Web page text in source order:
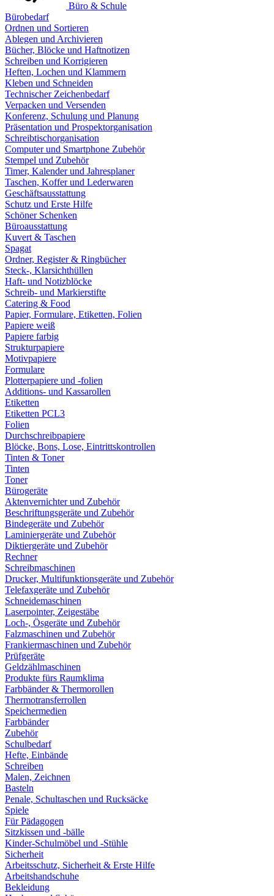
Büro & Schule
Bürobedarf
Ordnen und Sortieren
Ablegen und Archivieren
Bücher, Blöcke und Haftnotizen
Schreiben und Korrigieren
Heften, Lochen und Klammern
Kleben und Schneiden
Technischer Zeichenbedarf
Verpacken und Versenden
Konferenz, Schulung und Planung
Präsentation und Prospektorganisation
Schreibtischorganisation
Computer und Smartphone Zubehör
Stempel und Zubehör
Timer, Kalender und Jahresplaner
Taschen, Koffer und Lederwaren
Geschäftsausstattung
Schutz und Erste Hilfe
Schöner Schenken
Büroausstattung
Kuvert & Taschen
Spagat
Ordner, Register & Ringbücher
Steck-, Klarsichthüllen
Haft- und Notizblöcke
Schreib- und Markierstifte
Catering & Food
Papier, Formulare, Etiketten, Folien
Papiere weiß
Papiere farbig
Strukturpapiere
Motivpapiere
Formulare
Plotterpapiere und -folien
Additions- und Kassarollen
Etiketten
Etiketten PCL3
Folien
Durchschreibpapiere
Blöcke, Bons, Lose, Eintrittskontrollen
Tinten & Toner
Tinten
Toner
Bürogeräte
Aktenvernichter und Zubehör
Beschriftungsgeräte und Zubehör
Bindegeräte und Zubehör
Laminiergeräte und Zubehör
Diktiergeräte und Zubehör
Rechner
Schreibmaschinen
Drucker, Multifunktionsgeräte und Zubehör
Telefaxgeräte und Zubehör
Schneidemaschinen
Laserpointer, Zeigestäbe
Loch-, Ösgeräte und Zubehör
Falzmaschinen und Zubehör
Frankiermaschinen und Zubehör
Prüfgeräte
Geldzählmaschinen
Produkte fürs Raumklima
Farbbänder & Thermorollen
Thermotransferrollen
Speichermedien
Farbbänder
Zubehör
Schulbedarf
Hefte, Einbände
Schreiben
Malen, Zeichnen
Basteln
Penale, Schultaschen und Rucksäcke
Spiele
Für Pädagogen
Sitzkissen und -bälle
Kinder-Schulmöbel und -Stühle
Sicherheit
Arbeitsschutz, Sicherheit & Erste Hilfe
Arbeitshandschuhe
Bekleidung